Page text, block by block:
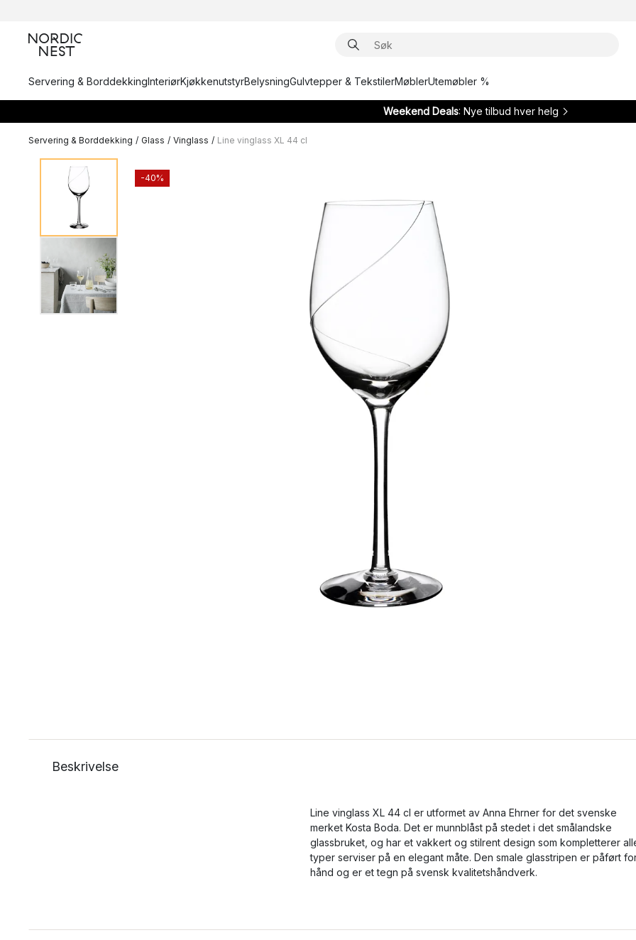
Servering & BorddekkingInteriørKjøkkenutstyrBelysningGulvtepper & TekstilerMøblerUtemøbler %
Weekend Deals: Nye tilbud hver helg
Servering & Borddekking / Glass / Vinglass / Line vinglass XL 44 cl
-40%
Beskrivelse
Line vinglass XL 44 cl er utformet av Anna Ehrner for det svenske
merket Kosta Boda. Det er munnblåst på stedet i det smålandske
glassbruket, og har et vakkert og stilrent design som kompletterer
typer serviser på en elegant måte. Den smale glasstripen er påført
hånd og er et tegn på svensk kvalitetshåndverk.